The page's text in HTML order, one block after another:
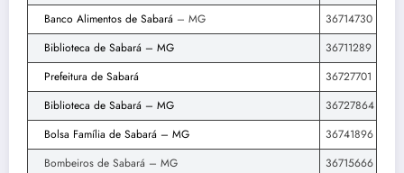
Banco Alimentos de Sabará – MG
36714730
Biblioteca de Sabará – MG
36711289
Prefeitura de Sabará
36727701
Biblioteca de Sabará – MG
36727864
Bolsa Família de Sabará – MG
36741896
Bombeiros de Sabará – MG
36715666